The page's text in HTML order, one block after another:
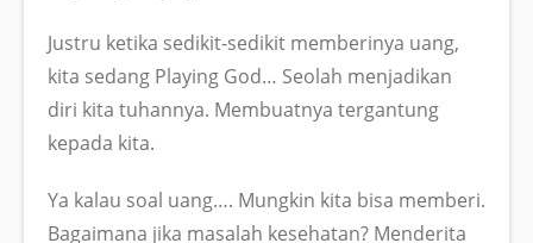
Justru ketika sedikit-sedikit memberinya uang,
kita sedang Playing God… Seolah menjadikan
diri kita tuhannya. Membuatnya tergantung
kepada kita.
Ya kalau soal uang…. Mungkin kita bisa memberi.
Bagaimana jika masalah kesehatan? Menderita